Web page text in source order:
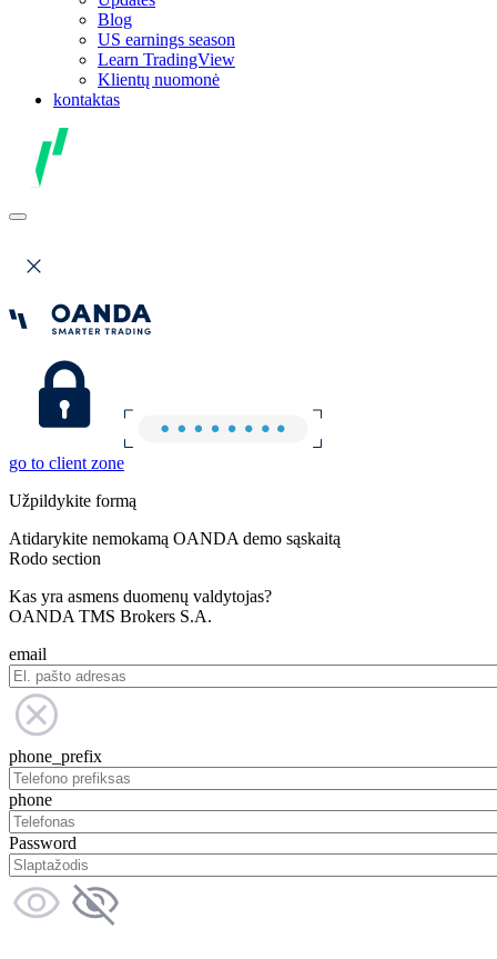
Blog
US earnings season
Learn TradingView
Klientų nuomonė
kontaktas
go to client zone
Užpildykite formą
Atidarykite nemokamą OANDA demo sąskaitą
Rodo section
Kas yra asmens duomenų valdytojas?
OANDA TMS Brokers S.A.
email
phone_prefix
phone
Password